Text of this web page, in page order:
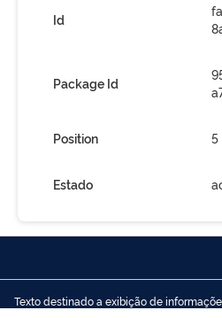
Id
Package Id
Position 5
Estado
Texto destinado a exibição de